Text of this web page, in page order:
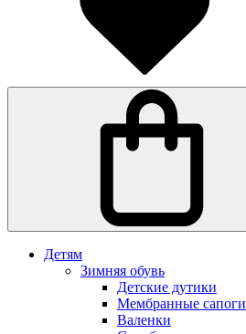
Детям
Зимняя обувь
Детские дутики
Мембранные сапоги
Валенки